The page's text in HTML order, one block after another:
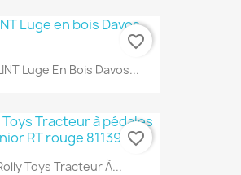
Luge En Bois Davos...
favorite_border
Toys Tracteur À...
favorite_border